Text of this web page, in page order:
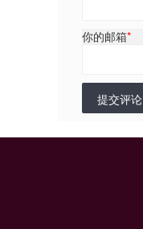
你的邮箱*
提交评论